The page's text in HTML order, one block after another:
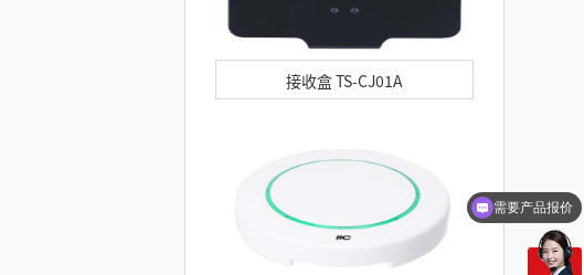
接收盒 TS-CJ01A
需要产品报价